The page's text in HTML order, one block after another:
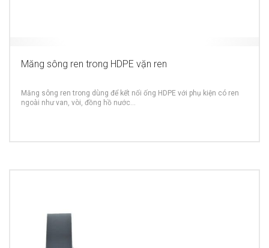
Măng sông ren trong HDPE vặn ren
Măng sông ren trong dùng để kết nối ống HDPE với phụ kiện có ren
ngoài như van, vòi, đồng hồ nước…